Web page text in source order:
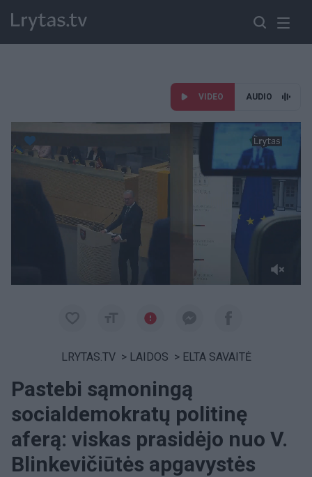
VIDEO AUDIO
LRYTAS.TV > LAIDOS > ELTA SAVAITĖ
Pastebi sąmoningą
socialdemokratų politinę
aferą: viskas prasidėjo nuo V.
Blinkevičiūtės apgavystės